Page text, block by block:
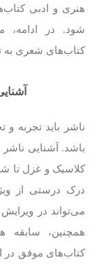
هنری و ادبی
شود. در ادامه،
کتاب‌های شعری
ناشر باید تجربه
باشد. آشنایی
کلاسیک و غزل تا
درک درستی از
می‌تواند در
همچنین، سابقه
کتاب‌های موفق در